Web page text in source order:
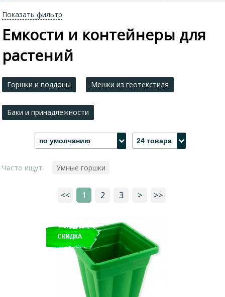
Показать фильтр
Емкости и контейнеры для
растений
Горшки и поддоны Мешки из геотекстиля
Баки и принадлежности
по умолчанию 24 товара
Часто ищут: Умные горшки
<< 1 2 3 > >>